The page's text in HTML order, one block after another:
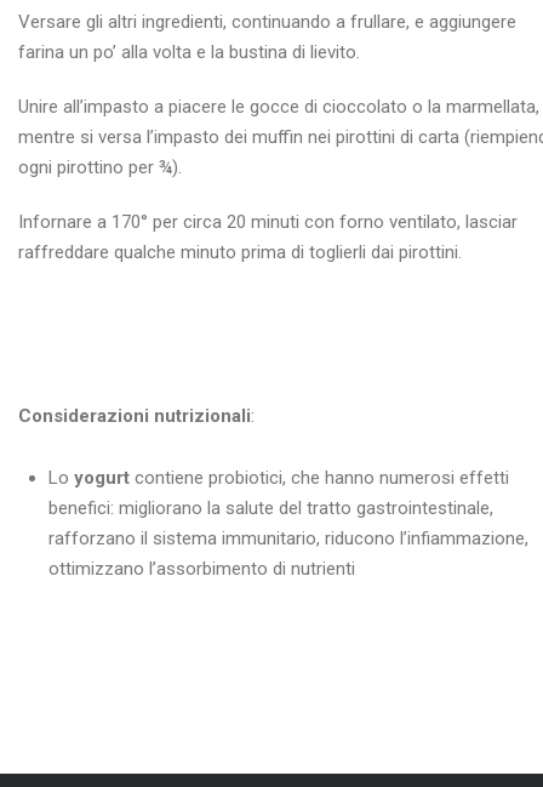
Versare gli altri ingredienti, continuando a frullare, e aggiungere
farina un po’ alla volta e la bustina di lievito.
Unire all’impasto a piacere le gocce di cioccolato o la marmellata,
mentre si versa l’impasto dei muffin nei pirottini di carta
ogni pirottino per ¾).
Infornare a 170° per circa 20 minuti con forno ventilato, lasciar
raffreddare qualche minuto prima di toglierli dai pirottini.
Considerazioni nutrizionali:
Lo yogurt contiene probiotici, che hanno numerosi effetti
benefici: migliorano la salute del tratto gastrointestinale,
rafforzano il sistema immunitario, riducono l’infiammazione,
ottimizzano l’assorbimento di nutrienti